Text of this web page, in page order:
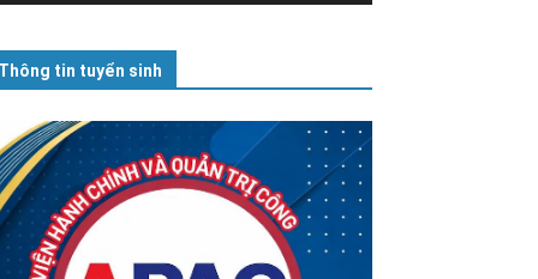
Thông tin tuyển sinh